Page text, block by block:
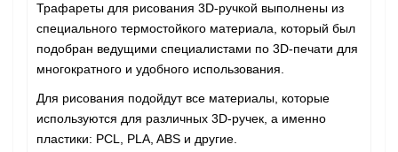
Трафареты для рисования 3D-ручкой выполнены из
специального термостойкого материала, который был
подобран ведущими специалистами по 3D-печати для
многократного и удобного использования.
Для рисования подойдут все материалы, которые
используются для различных 3D-ручек, а именно
пластики: PCL, PLA, ABS и другие.